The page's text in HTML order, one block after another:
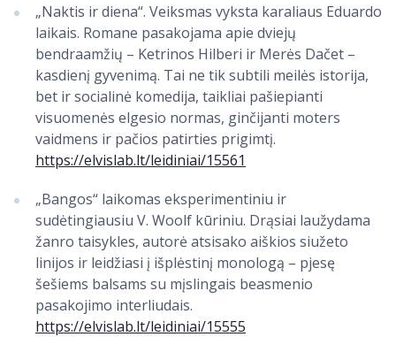
„Naktis ir diena“. Veiksmas vyksta karaliaus Eduardo
laikais. Romane pasakojama apie dviejų
bendraamžių – Ketrinos Hilberi ir Merės Dačet –
kasdienį gyvenimą. Tai ne tik subtili meilės istorija,
bet ir socialinė komedija, taikliai pašiepianti
visuomenės elgesio normas, ginčijanti moters
vaidmens ir pačios patirties prigimtį.
https://elvislab.lt/leidiniai/15561
„Bangos“ laikomas eksperimentiniu ir
sudėtingiausiu V. Woolf kūriniu. Drąsiai laužydama
žanro taisykles, autorė atsisako aiškios siužeto
linijos ir leidžiasi į išplėstinį monologą – pjesę
šešiems balsams su mįslingais beasmenio
pasakojimo interliudais.
https://elvislab.lt/leidiniai/15555